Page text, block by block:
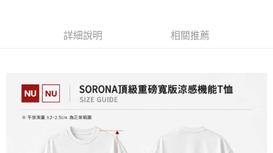
【繳款方式說明】
1.分期款項不併入電信帳單，「大哥付你分期」於每月結算日後寄送繳費提
2.透過簡訊連結打開帳單後，可選擇「超商條碼／台灣大直營門市／銀行轉
帳／街口支付／iPASS MONEY」等通路繳費。
AFTEE先享後付是「在收到商品之後才付款」的支付方式。 讓您購物簡單
３．安心：先確認商品／服務後，再付款。
【「AFTEE先享後付」結帳流程】
１．於結帳方式選擇「AFTEE先享後付」後，將跳轉至「AFTEE先享後付」
結帳頁面，進行簡訊認證並確認金額後，即可完成結帳。
２．訂單成立數日內，您將收到繳費通知簡訊。
３．收到繳費通知簡訊後14天內，點擊此簡訊中的連結，可透過四大超商／
全家付款取貨
每筆NT$65，滿NT$899(含以上)免運費
每筆NT$60，滿NT$899(含以上)免運費
詳細說明 相關推薦